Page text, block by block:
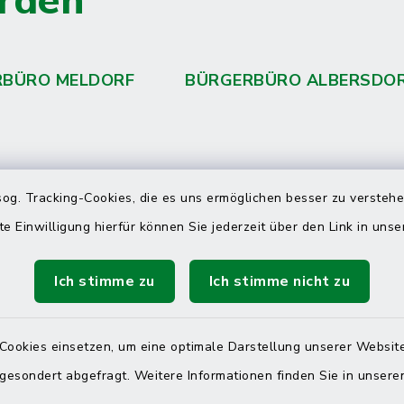
Tracking-Cookies, die es uns ermöglichen besser zu
Einwilligung hierfür können Sie jederzeit über den Link in
Ich stimme zu Ich stimme nicht zu
einsetzen, um eine optimale Darstellung unserer
abgefragt. Weitere Informationen finden Sie in
MELDORF BÜRGERBÜRO
Erreichbarkeit per
08:00 Uhr – 12:00 Uhr
14:00 Uhr – 16:00 Uhr
08:00 Uhr – 12:00 Uhr